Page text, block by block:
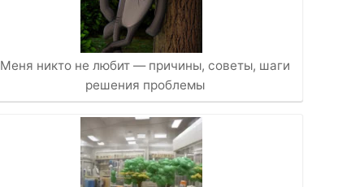
Меня никто не любит — причины, советы, шаги
решения проблемы